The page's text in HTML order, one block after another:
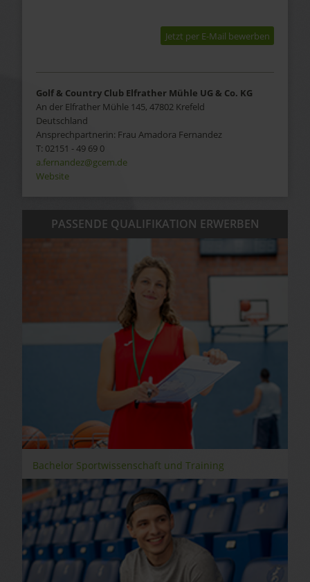
Jetzt per E-Mail bewerben
Golf & Country Club Elfrather Mühle UG & Co. KG
An der Elfrather Mühle 145, 47802 Krefeld
Deutschland
Ansprechpartnerin: Frau Amadora Fernandez
T: 02151 - 49 69 0
a.fernandez@gcem.de
Website
PASSENDE QUALIFIKATION ERWERBEN
Bachelor Sportwissenschaft und Training